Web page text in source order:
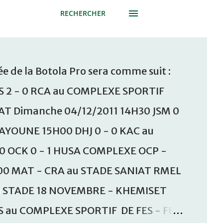
RECHERCHER
de la Botola Pro sera comme suit :
- 0 RCA au COMPLEXE SPORTIF
Dimanche 04/12/2011 14H30 JSM 0
15H00 DHJ 0 - 0 KAC au
OCK 0 - 1 HUSA COMPLEXE OCP -
MAT - CRA au STADE SANIAT RMEL
18 NOVEMBRE - KHEMISET
COMPLEXE SPORTIF DE FES - FES